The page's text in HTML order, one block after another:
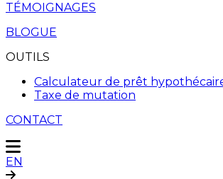
TÉMOIGNAGES
BLOGUE
OUTILS
Calculateur de prêt
Taxe de mutation
CONTACT
EN